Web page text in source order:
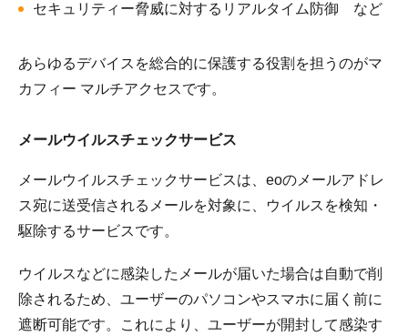
セキュリティー脅威に対するリアルタイム防御 など
あらゆるデバイスを総合的に保護する役割を担うのがマ
カフィー マルチアクセスです。
メールウイルスチェックサービス
メールウイルスチェックサービスは、eoのメールアドレ
ス宛に送受信されるメールを対象に、ウイルスを検知・
駆除するサービスです。
ウイルスなどに感染したメールが届いた場合は自動で削
除されるため、ユーザーのパソコンやスマホに届く前に
遮断可能です。これにより、ユーザーが開封して感染す